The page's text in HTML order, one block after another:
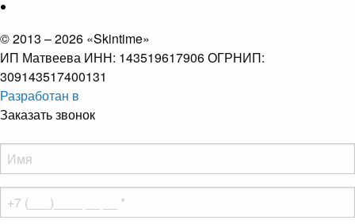
© 2013 – 2026 «Skintime»
ИП Матвеева ИНН: 143519617906 ОГРНИП:
309143517400131
Разработан в
Заказать звонок